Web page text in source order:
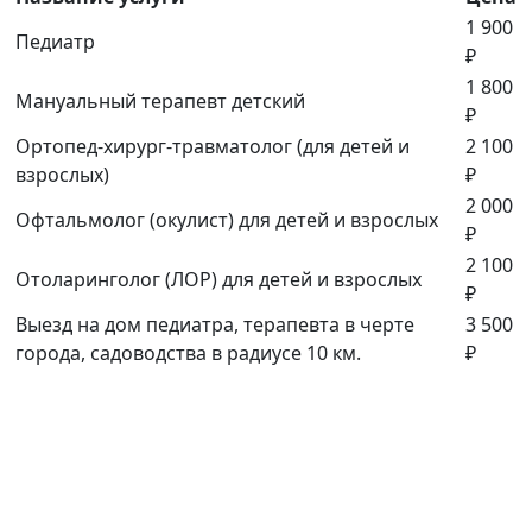
Педиатр
1 900
₽
Мануальный терапевт детский
1 800
₽
Ортопед-хирург-травматолог (для детей и
взрослых)
2 100
₽
Офтальмолог (окулист) для детей и взрослых
2 000
₽
Отоларинголог (ЛОР) для детей и взрослых
2 100
₽
Выезд на дом педиатра, терапевта в черте
города, садоводства в радиусе 10 км.
3 500
₽